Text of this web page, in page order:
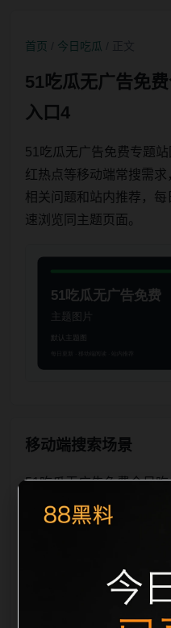
首页 今日吃瓜
51吃瓜无广告免
入口4
51吃瓜无广告免费专题
红热点等移动端常搜需求
相关问题和站内推荐，
速浏览同主题页面。
移动端搜索场景
51吃瓜无广告免费今日
瓜无广告免费和今日吃
间内理解页面主题、入
致，减少无关词堆砌，
从搜索体验看，用户通
是否说明更新范围，随